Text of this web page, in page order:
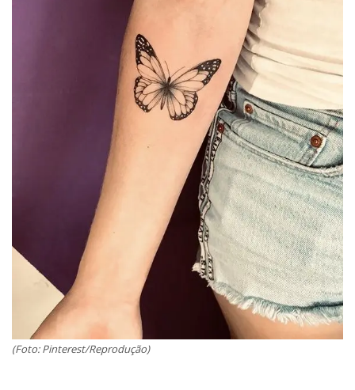
(Foto: Pinterest/Reprodução)